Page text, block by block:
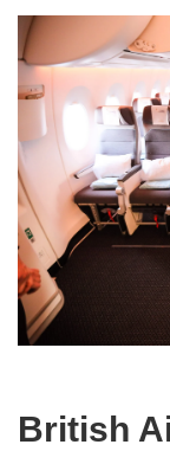
British